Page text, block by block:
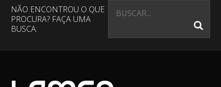
NÃO ENCONTROU O QUE
PROCURA? FAÇA UMA
BUSCA: